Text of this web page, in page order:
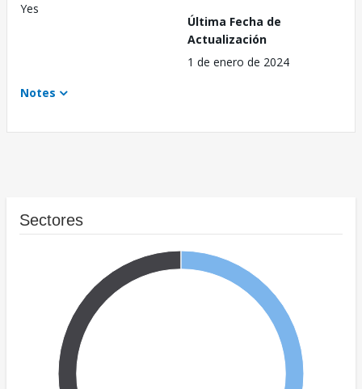
Yes
Última Fecha de
Actualización
1 de enero de 2024
Notes
Sectores